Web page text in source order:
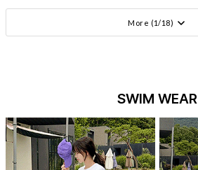
More (1/18)
SWIM WEAR